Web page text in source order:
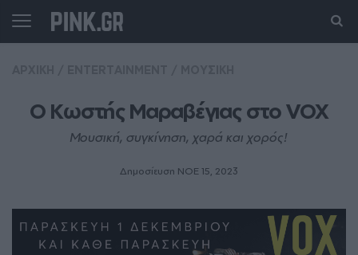
Ο Κωστής Μαραβέγιας στο VOX
Μουσική, συγκίνηση, χαρά και χορός!
Δημοσίευση ΝΟE 15, 2023